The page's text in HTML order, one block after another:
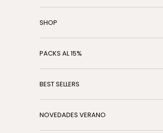
SHOP
PACKS AL 15%
BEST SELLERS
NOVEDADES VERANO